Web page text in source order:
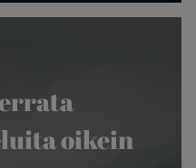
oikein